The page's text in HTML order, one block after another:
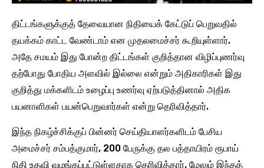
திட்டங்களுக்குத் தேவையான நிதியைக் கேட்டுப் பெறுவதில்
தயக்கம் காட்ட வேண்டாம் என முதலமைச்சர் கூறியுள்ளார்.
அதே சமயம் இது போன்ற திட்டங்கள் குறித்தான விழிப்புணர்வு
தற்போது போதிய அளவில் இல்லை என்றும் அதிகாரிகள் இது
குறித்து மக்களிடம் உழைப்பு உணர்வு ஏற்படுத்தினால் அதிக
பயனாளிகள் பயன்பெறுவார்கள் என்று தெரிவித்தார்.
இந்த நிகழ்ச்சிக்குப் பின்னர் செய்தியாளர்களிடம் பேசிய
அமைச்சர் சம்பத்குமார், 200 பேருக்கு தல பத்தாயிரம் ரூபாய்
நிதி உதவி வழங்கப்பட்டுள்ளதாக தெரிவித்தார். மேலும் இந்தத்